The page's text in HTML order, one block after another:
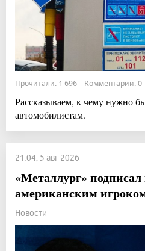
Прочитали: 1 696 Комментарии: 0
Рассказываем, к чему нужно
автомобилистам.
21:04, 5 авг 2026
«Металлург»
американским
Новости